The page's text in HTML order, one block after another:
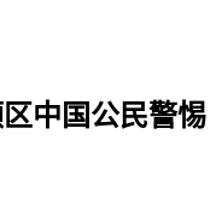
中国公民警惕